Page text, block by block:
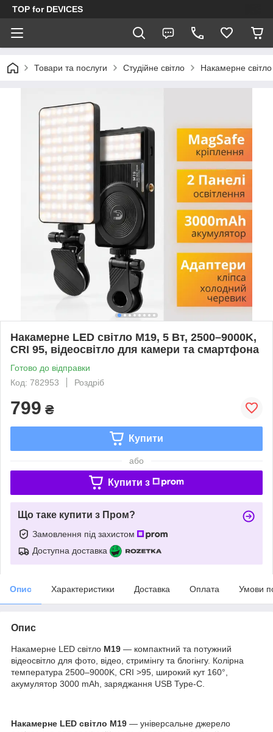
TOP for DEVICES
Товари та послуги Студійне світло Накамерне світло
Накамерне LED світло M19, 5 Вт, 2500–9000K,
CRI 95, відеосвітло для камери та смартфона
Готово до відправки
Код: 782953
Роздріб
799 ₴
Купити
або
Купити з
Що таке купити з Пром?
Замовлення під захистом
Доступна доставка
Опис Характеристики Доставка Оплата Умови
Опис
Накамерне LED світло M19 — компактний та потужний
відеосвітло для фото, відео, стримінгу та блогінгу. Колірна
температура 2500–9000K, CRI >95, широкий кут 160°,
акумулятор 3000 mAh, заряджання USB Type-C.
Накамерне LED світло M19 — універсальне джерело